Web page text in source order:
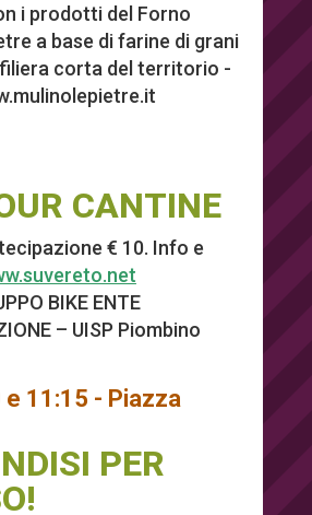
i prodotti del Forno
a base di farine di grani
corta del territorio -
CANTINE
€ 10. Info e
BIKE ENTE
– UISP Piombino
e 11:15 - Piazza
PER